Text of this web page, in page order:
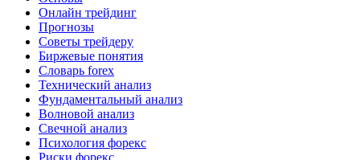
Онлайн трейдинг
Прогнозы
Советы трейдеру
Биржевые понятия
Словарь forex
Технический анализ
Фундаментальный анализ
Волновой анализ
Свечной анализ
Психология форекс